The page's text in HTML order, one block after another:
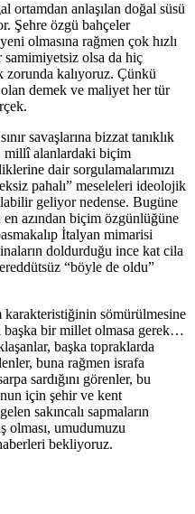
ortamdan anlaşılan doğal süsü
Şehre özgü bahçeler
olmasına rağmen çok hızlı
olsa da hiç
zorunda kalıyoruz. Çünkü
demek ve maliyet her tür
savaşlarına bizzat tanıklık
millî alanlardaki biçim
dair sorgulamalarımızı
pahalı” meseleleri ideolojik
geliyor nedense. Bugüne
azından biçim özgünlüğüne
İtalyan mimarisi
doldurduğu ince kat cila
“böyle de oldu”
sömürülmesine
bir millet olmasa gerek…
başka topraklarda
buna rağmen israfa
sardığını görenler, bu
için şehir ve kent
sakıncalı sapmaların
olması, umudumuzu
bekliyoruz.